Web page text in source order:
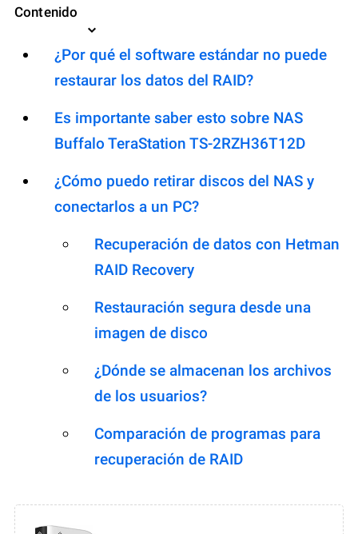
Contenido
¿Por qué el software estándar no puede
restaurar los datos del RAID?
Es importante saber esto sobre NAS
Buffalo TeraStation TS-2RZH36T12D
¿Cómo puedo retirar discos del NAS y
conectarlos a un PC?
Recuperación de datos con Hetman
RAID Recovery
Restauración segura desde una
imagen de disco
¿Dónde se almacenan los archivos
de los usuarios?
Comparación de programas para
recuperación de RAID